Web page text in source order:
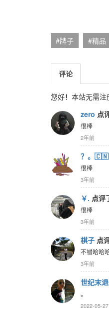
#牌子 #精品
评论
您好！本站无需注
zero 点
很棒
2年前
？。🇨🇳
很棒
3年前
￥. 点评
很棒
3年前
棋子 点
不错哈哈
3年前
世纪末
。
2022-05-27